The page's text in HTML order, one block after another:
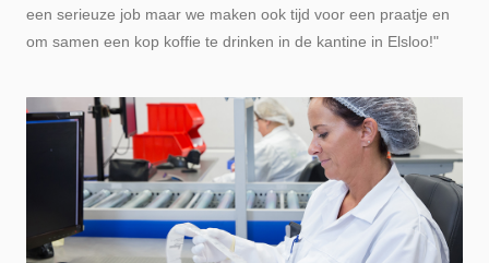
een serieuze job maar we maken ook tijd voor een praatje en
om samen een kop koffie te drinken in de kantine in Elsloo!"